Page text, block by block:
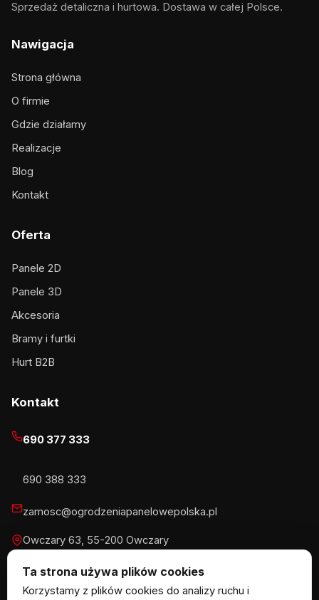
Ta strona używa plików cookies
Korzystamy z plików cookies do analizy ruchu i
Sprzedaż detaliczna i hurtowa. Dostawa w całej Polsce.
Nawigacja
Strona główna
O firmie
Gdzie działamy
Realizacje
Blog
Kontakt
Oferta
Panele 2D
Panele 3D
Akcesoria
Bramy i furtki
Hurt B2B
Kontakt
690 377 333
690 388 333
zamosc@ogrodzeniapanelowepolska.pl
Owczary 63, 55-200 Owczary
Pn-Pt 8-16, Sb 8-13:30